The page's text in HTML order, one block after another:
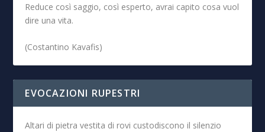
Reduce così saggio, così esperto, avrai capito cosa vuol
dire una vita.
(Costantino Kavafis)
EVOCAZIONI RUPESTRI
Altari di pietra vestita di rovi custodiscono il silenzio